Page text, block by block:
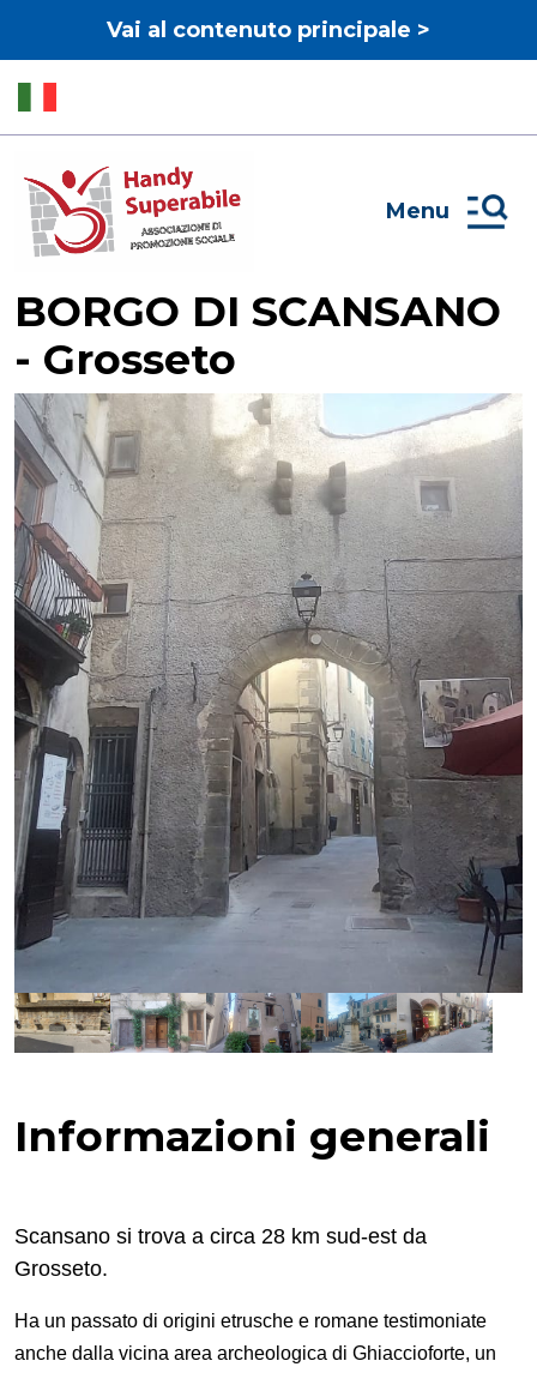
Vai al contenuto principale >
Menu
BORGO DI SCANSANO
- Grosseto
Informazioni generali
Scansano si trova a circa 28 km sud-est da
Grosseto.
Ha un passato di origini etrusche e romane testimoniate
anche dalla vicina area archeologica di Ghiaccioforte, un